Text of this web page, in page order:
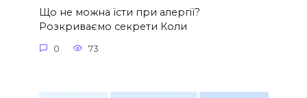
Що не можна їсти при алергії?
Розкриваємо секрети Коли
0 73